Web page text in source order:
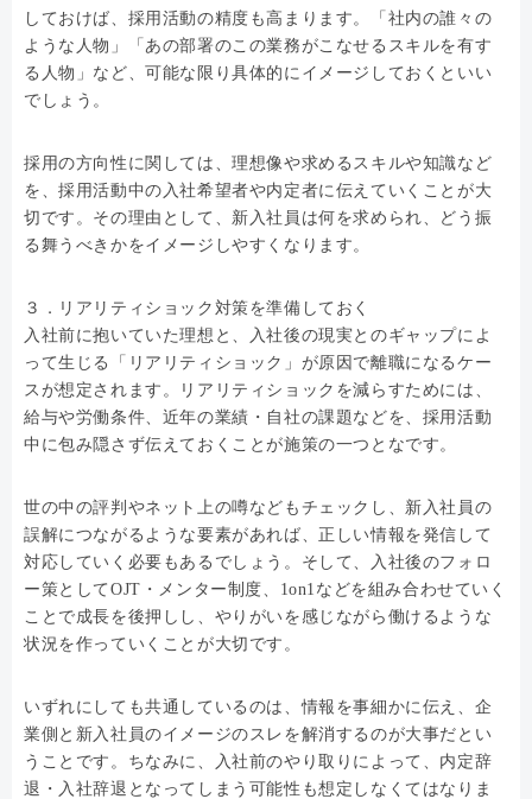
しておけば、採用活動の精度も高まります。「社内の誰々の
ような人物」「あの部署のこの業務がこなせるスキルを有す
る人物」など、可能な限り具体的にイメージしておくといい
でしょう。
採用の方向性に関しては、理想像や求めるスキルや知識など
を、採用活動中の入社希望者や内定者に伝えていくことが大
切です。その理由として、新入社員は何を求められ、どう振
る舞うべきかをイメージしやすくなります。
３．リアリティショック対策を準備しておく
入社前に抱いていた理想と、入社後の現実とのギャップによ
って生じる「リアリティショック」が原因で離職になるケー
スが想定されます。リアリティショックを減らすためには、
給与や労働条件、近年の業績・自社の課題などを、採用活動
中に包み隠さず伝えておくことが施策の一つとなです。
世の中の評判やネット上の噂などもチェックし、新入社員の
誤解につながるような要素があれば、正しい情報を発信して
対応していく必要もあるでしょう。そして、入社後のフォロ
ー策としてOJT・メンター制度、1on1などを組み合わせていく
ことで成長を後押しし、やりがいを感じながら働けるような
状況を作っていくことが大切です。
いずれにしても共通しているのは、情報を事細かに伝え、企
業側と新入社員のイメージのスレを解消するのが大事だとい
うことです。ちなみに、入社前のやり取りによって、内定辞
退・入社辞退となってしまう可能性も想定しなくてはなりま